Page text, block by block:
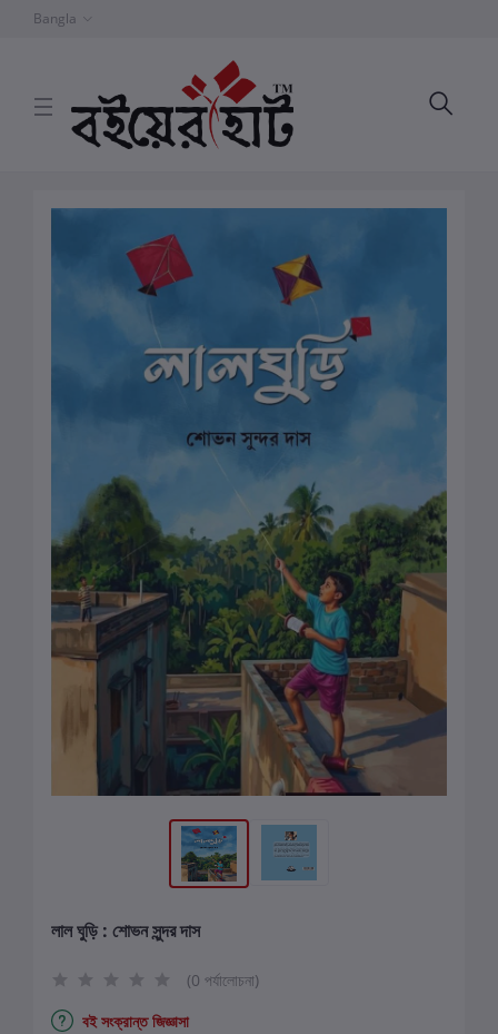
Bangla
লাল ঘুড়ি : শোভন সুন্দর দাস
(0 পর্যালোচনা)
বই সংক্রান্ত জিজ্ঞাসা